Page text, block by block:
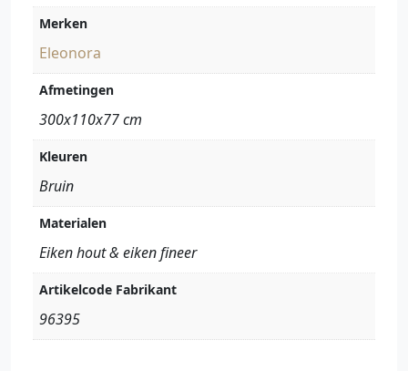
Merken
Eleonora
Afmetingen
300x110x77 cm
Kleuren
Bruin
Materialen
Eiken hout & eiken fineer
Artikelcode Fabrikant
96395